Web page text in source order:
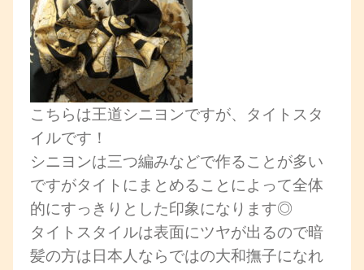
こちらは王道シニヨンですが、タイトスタ
イルです！
シニヨンは三つ編みなどで作ることが多い
ですがタイトにまとめることによって全体
的にすっきりとした印象になります◎
タイトスタイルは表面にツヤが出るので暗
髪の方は日本人ならではの大和撫子になれ